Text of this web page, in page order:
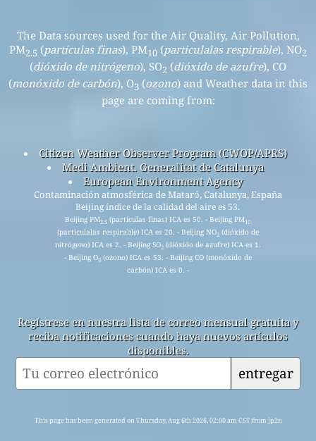
The Data sources used for the Air Quality, Air Pollution,
PM2.5 (partículas finas), PM10 (particulalas respirable), NO2
(dióxido de nitrógeno), SO2 (dióxido de azufre), CO
(monóxido de carbón), O3 (ozono) and Weather data in this
page are coming from:
Citizen Weather Observer Program (CWOP/APRS)
Medi Ambient. Generalitat de Catalunya
European Environment Agency
Contaminación atmosférica de Mataró, Catalunya, España
Beijing índice de la calidad del aire es 53.
Beijing PM2.5 (partículas finas) ICA es 50. - Beijing PM10
(particulalas respirable) ICA es 20. - Beijing NO2(dióxido de
nitrógeno) ICA es 2. - Beijing SO2(dióxido de azufre) ICA es 1.
- Beijing O3(ozono) ICA es 53. - Beijing CO (monóxido de
carbón) ICA es 0. -
Regístrese en nuestra lista de correo mensual gratuita y
reciba notificaciones cuando haya nuevos artículos
disponibles.
entregar
This page has been generated on Thursday, Aug 6th 2026, 02:00 am CST from jp2n